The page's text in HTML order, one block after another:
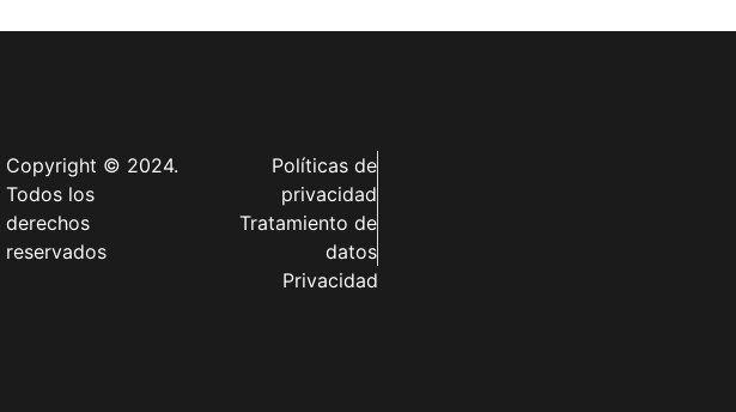
Copyright © 2024.
Todos los
derechos
reservados
Políticas de
privacidad
Tratamiento de
datos
Privacidad